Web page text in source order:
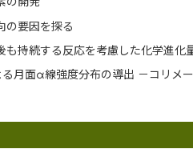
の要因を探る
も持続する反応を考慮した化学進化
月面α線強度分布の導出 －コリメ